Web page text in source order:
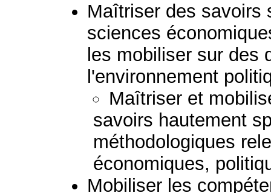
Maîtriser des savoirs
sciences
les mobiliser sur des
l'environnement
Maîtriser et
savoirs hautement
méthodologiques
économiques,
Mobiliser les